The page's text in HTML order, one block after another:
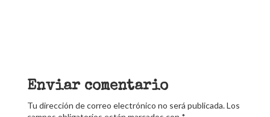
Enviar comentario
Tu dirección de correo electrónico no será publicada.Los